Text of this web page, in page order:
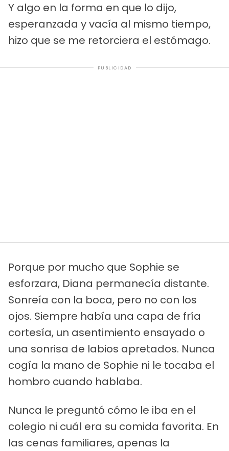
Y algo en la forma en que lo dijo,
esperanzada y vacía al mismo tiempo,
hizo que se me retorciera el estómago.
PUBLICIDAD
Porque por mucho que Sophie se
esforzara, Diana permanecía distante.
Sonreía con la boca, pero no con los
ojos. Siempre había una capa de fría
cortesía, un asentimiento ensayado o
una sonrisa de labios apretados. Nunca
cogía la mano de Sophie ni le tocaba el
hombro cuando hablaba.
Nunca le preguntó cómo le iba en el
colegio ni cuál era su comida favorita. En
las cenas familiares, apenas la